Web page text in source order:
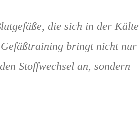
die sich in der Kälte
Gefäßtraining bringt nicht nur
Stoffwechsel an, sondern